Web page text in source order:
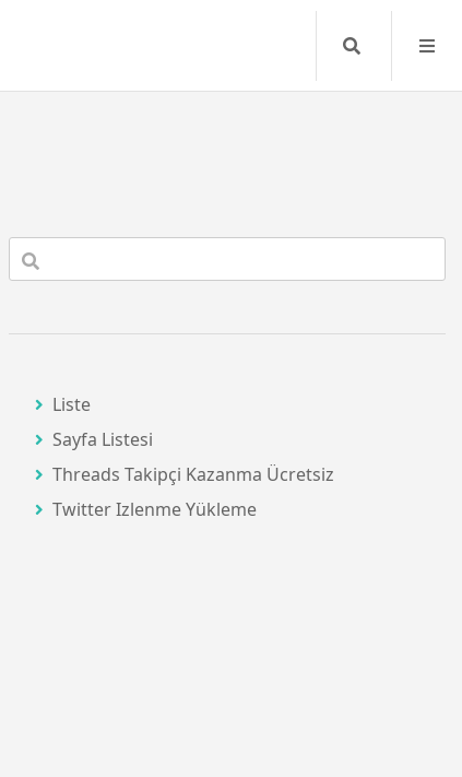
Search
Liste
Sayfa Listesi
Threads Takipçi Kazanma Ücretsiz
Twitter Izlenme Yükleme